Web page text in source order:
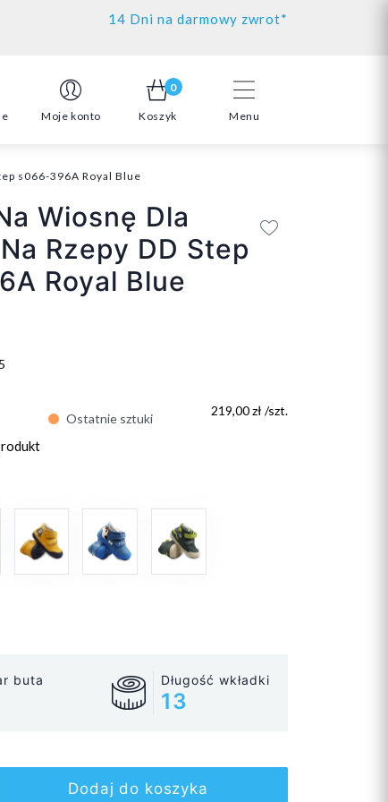
14 Dni na darmowy zwrot*
Menu
Moje konto
0
Koszyk
s066-396A Royal Blue
Wiosnę Dla
Rzepy DD Step
Royal Blue
Ostatnie sztuki
219,00 zł /szt.
buta Długość wkładki
13
Dodaj do koszyka